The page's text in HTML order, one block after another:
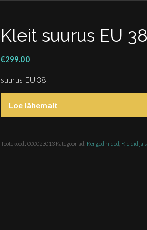
Kleit suurus EU 38
€299.00
suurus EU 38
Loe lähemalt
Tootekood:000023013 Kategooriad: Kerged riided Kleidid ja